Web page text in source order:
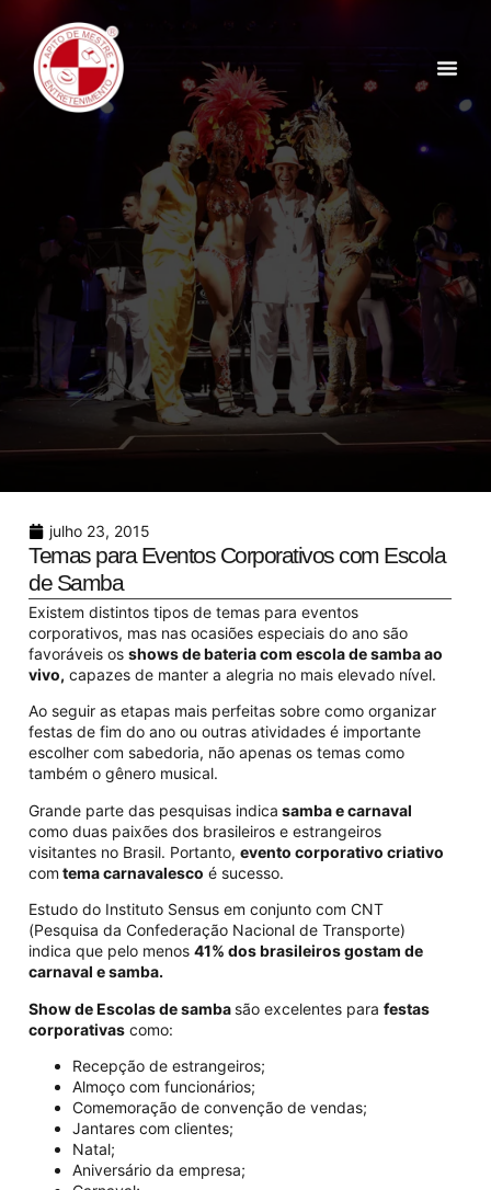
julho 23, 2015
Temas para Eventos Corporativos com Escola
de Samba
Existem distintos tipos de temas para eventos
corporativos, mas nas ocasiões especiais do ano são
favoráveis os shows de bateria com escola de samba ao
vivo, capazes de manter a alegria no mais elevado nível.
Ao seguir as etapas mais perfeitas sobre como organizar
festas de fim do ano ou outras atividades é importante
escolher com sabedoria, não apenas os temas como
também o gênero musical.
Grande parte das pesquisas indica samba e carnaval
como duas paixões dos brasileiros e estrangeiros
visitantes no Brasil. Portanto, evento corporativo criativo
com tema carnavalesco é sucesso.
Estudo do Instituto Sensus em conjunto com CNT
(Pesquisa da Confederação Nacional de Transporte)
indica que pelo menos 41% dos brasileiros gostam de
carnaval e samba.
Show de Escolas de samba são excelentes para festas
corporativas como:
Recepção de estrangeiros;
Almoço com funcionários;
Comemoração de convenção de vendas;
Jantares com clientes;
Natal;
Aniversário da empresa;